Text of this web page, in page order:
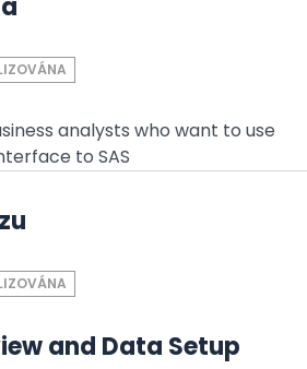
analysts who want to use
to SAS
and Data Setup